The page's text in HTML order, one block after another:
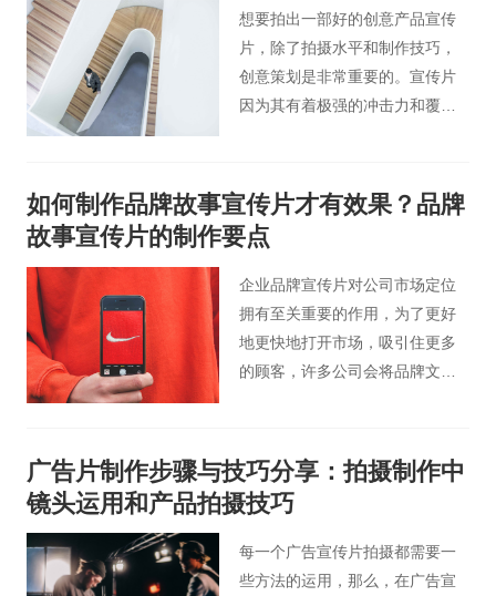
不知不觉中对品牌留下印象。
想要拍出一部好的创意产品宣传
片，除了拍摄水平和制作技巧，
创意策划是非常重要的。宣传片
因为其有着极强的冲击力和覆盖
式更能引起当代消费者的关注，
让人们在一个娱乐的环境中去接
受它。那么如何制作一部优秀的
创意产品宣传片呢？今天桃花谷
宣传片小编简单地介绍一些产品
宣传片拍摄的创意思路。
如何制作品牌故事宣传片才有效果？品牌
故事宣传片的制作要点
企业品牌宣传片对公司市场定位
拥有至关重要的作用，为了更好
地更快地打开市场，吸引住更多
的顾客，许多公司会将品牌文化
公司通常会提出制作企业品牌宣
传片的需求，今天由北京宣传片
小编为各位分析下如何制作品牌
故事宣传片才有效果？
广告片制作步骤与技巧分享：拍摄制作中
镜头运用和产品拍摄技巧
每一个广告宣传片拍摄都需要一
些方法的运用，那么，在广告宣